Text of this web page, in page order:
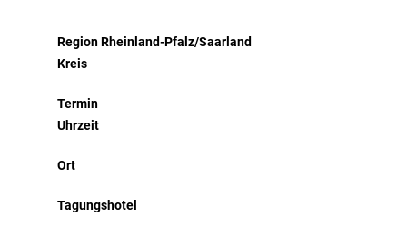
Region Rheinland-Pfalz/Saarland
Kreis
Termin
Uhrzeit
Ort
Tagungshotel